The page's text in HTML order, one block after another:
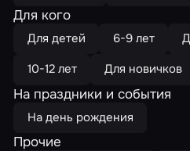
Для кого
Для детей 6-9 лет
10-12 лет
Для новичков
На праздники и события
На день рождения
Прочие